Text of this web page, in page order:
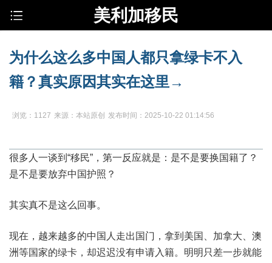
美利加移民
为什么这么多中国人都只拿绿卡不入
籍？真实原因其实在这里→
浏览：1127 来源：本站原创 发布时间：2025-10-22 01:14:56
很多人一谈到“移民”，第一反应就是： 是不是要换国籍了？
是不是要放弃中国护照？
其实真不是这么回事。
现在，越来越多的中国人走出国门，拿到美国、加拿大、澳
洲等国家的绿卡，却迟迟没有申请入籍。明明只差一步就能